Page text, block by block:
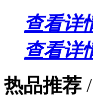
查看详
查看详
热品推荐